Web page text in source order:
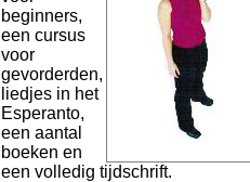
beginners,
een cursus
voor
gevorderden,
liedjes in het
Esperanto,
een aantal
boeken en
een volledig tijdschrift.